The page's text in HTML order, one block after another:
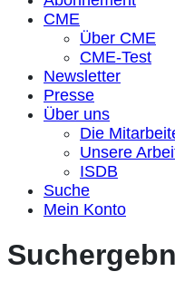
CME
Über CME
CME-Test
Newsletter
Presse
Über uns
Die
Unsere
ISDB
Suche
Mein Konto